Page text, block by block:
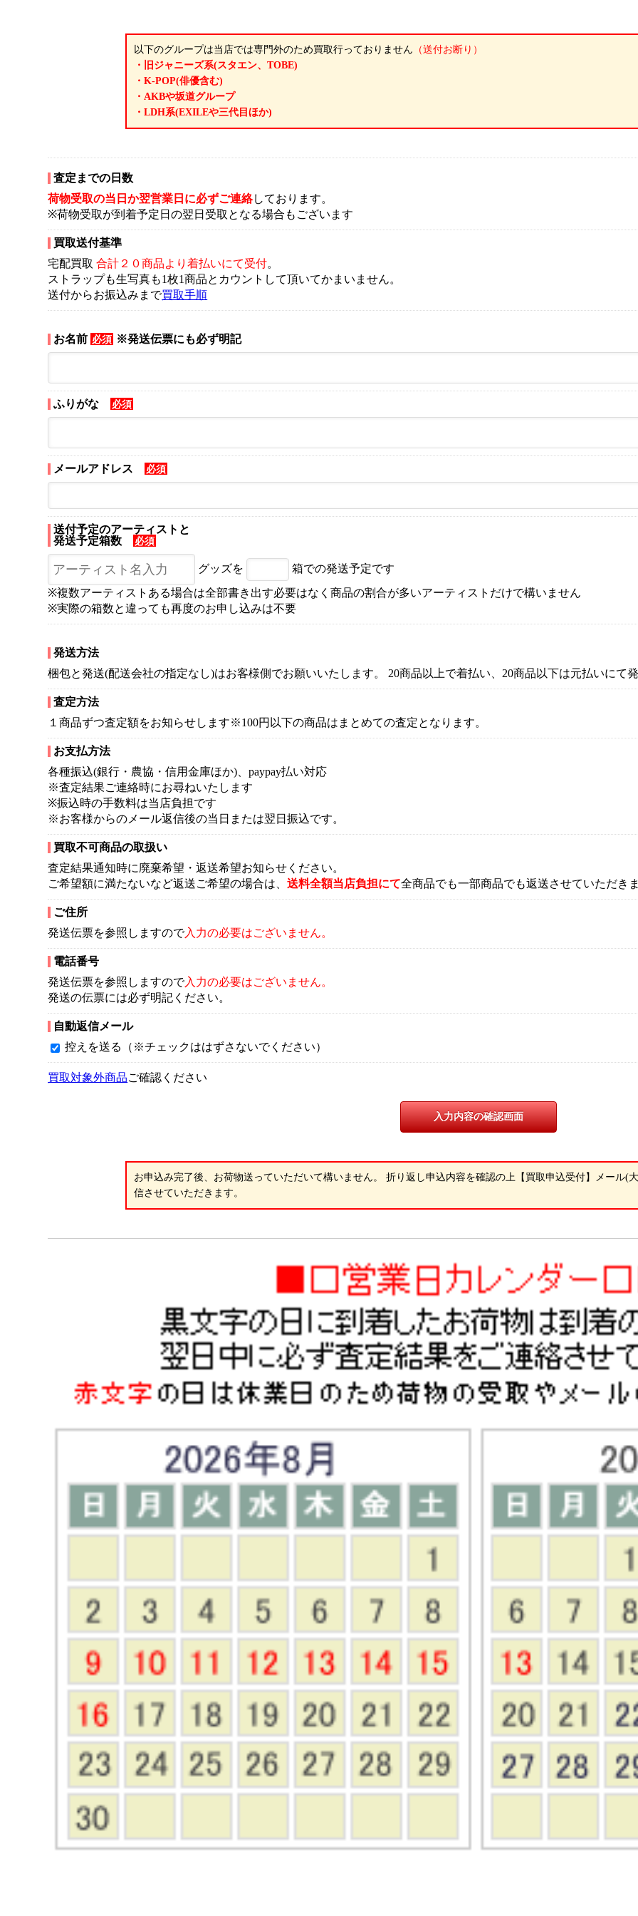
以下のグループは当店では専門外のため買取行っておりません （送付お断り）
・旧ジャニーズ系(スタエン、TOBE)
・K-POP(俳優含む)
・AKBや坂道グループ
・LDH系(EXILEや三代目ほか)
査定までの日数
荷物受取の当日か翌営業日に必ずご連絡しております。
※荷物受取が到着予定日の翌日受取となる場合もございます
買取送付基準
宅配買取合計２０商品より着払いにて受付。
ストラップも生写真も1枚1商品とカウントして頂いてかまいません。
送付からお振込みまで買取手順
お名前 必須 ※発送伝票にも必ず明記
ふりがな 必須
メールアドレス 必須
送付予定のアーティストと
発送予定箱数
必須
グッズを 箱での発送予定です
※複数アーティストある場合は全部書き出す必要はなく商品の割合が多いアーティストだけで構いません
※実際の箱数と違っても再度のお申し込みは不要
発送方法
梱包と発送(配送会社の指定なし)はお客様側でお願いいたします。 20商品以上で着払い、20商品以下は元払いにて発
査定方法
１商品ずつ査定額をお知らせします※100円以下の商品はまとめての査定となります。
お支払方法
各種振込(銀行・農協・信用金庫ほか)、paypay払い対応
※査定結果ご連絡時にお尋ねいたします
※振込時の手数料は当店負担です
※お客様からのメール返信後の当日または翌日振込です。
買取不可商品の取扱い
査定結果通知時に廃棄希望・返送希望お知らせください。
ご希望額に満たないなど返送ご希望の場合は、送料全額当店負担にて全商品でも一部商品でも返送させていただきま
ご住所
発送伝票を参照しますので入力の必要はございません。
電話番号
発送伝票を参照しますので入力の必要はございません。
発送の伝票には必ず明記ください。
自動返信メール
控えを送る（※チェックははずさないでください）
買取対象外商品ご確認ください
お申込み完了後、お荷物送っていただいて構いません。 折り返し申込内容を確認の上【買取申込受付】メール(
信させていただきます。